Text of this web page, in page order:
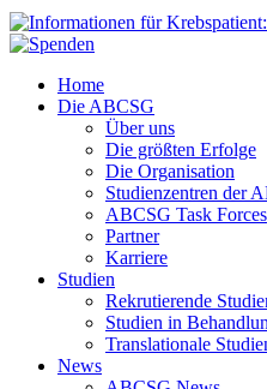
Home
Die ABCSG
Über uns
Die größten Erfolge
Die Organisation
Studienzentren der
ABCSG Task Forces
Partner
Karriere
Studien
Rekrutierende
Studien in
Translationale
News